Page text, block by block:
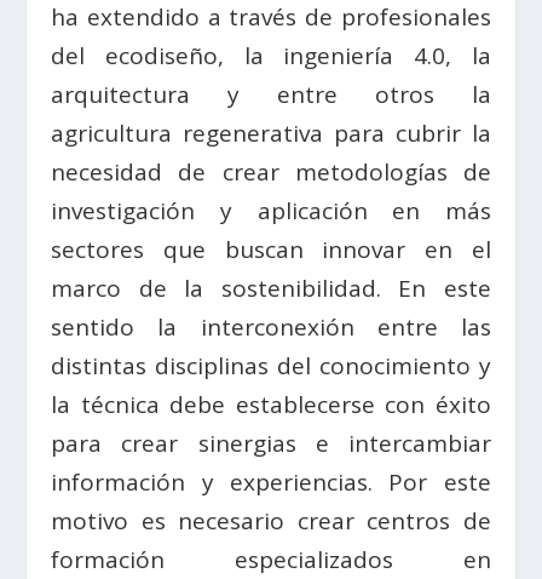
ha extendido a través de profesionales
del ecodiseño, la ingeniería 4.0, la
arquitectura y entre otros la
agricultura regenerativa para cubrir la
necesidad de crear metodologías de
investigación y aplicación en más
sectores que buscan innovar en el
marco de la sostenibilidad. En este
sentido la interconexión entre las
distintas disciplinas del conocimiento y
la técnica debe establecerse con éxito
para crear sinergias e intercambiar
información y experiencias. Por este
motivo es necesario crear centros de
formación especializados en